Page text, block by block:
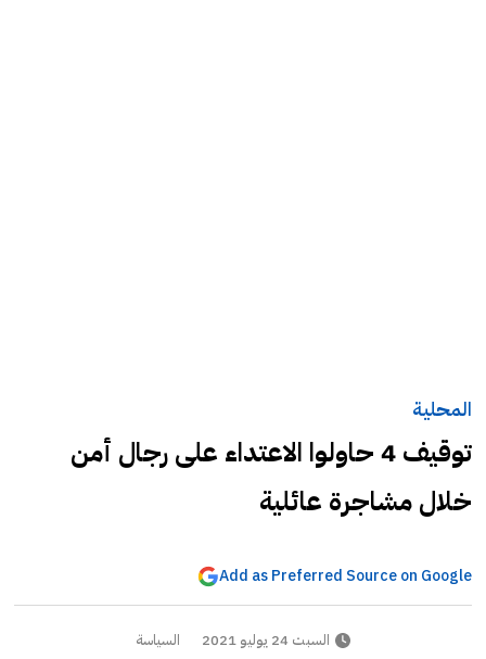
المحلية
توقيف 4 حاولوا الاعتداء على رجال أمن
خلال مشاجرة عائلية
Add as Preferred Source on Google
السبت 24 يوليو 2021 السياسة